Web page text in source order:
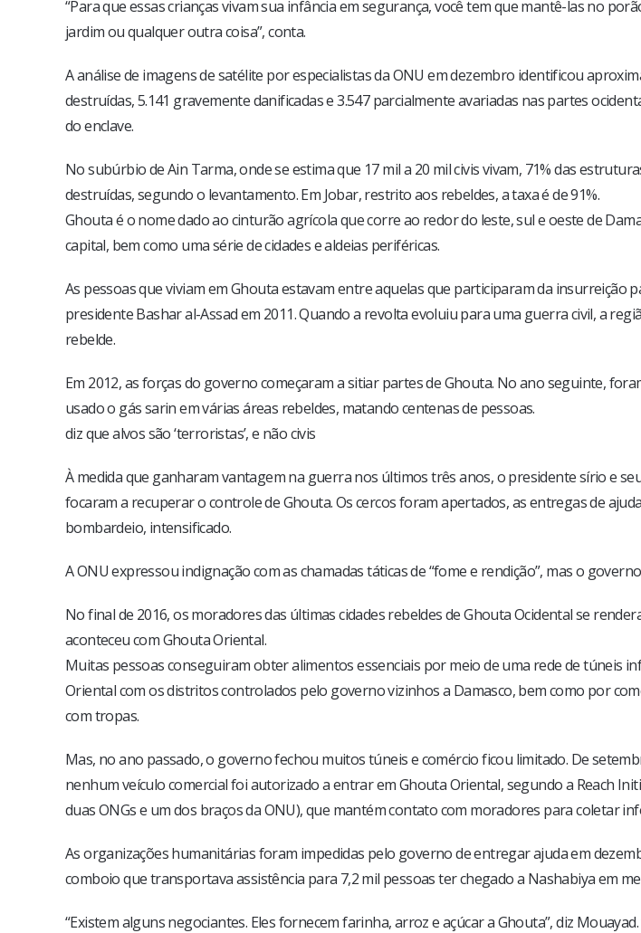
“Para que essas crianças vivam sua infância em segurança, você tem que mantê-las no
jardim ou qualquer outra coisa”, conta.
A análise de imagens de satélite por especialistas da ONU em dezembro identificou
destruídas, 5.141 gravemente danificadas e 3.547 parcialmente avariadas nas partes
do enclave.
No subúrbio de Ain Tarma, onde se estima que 17 mil a 20 mil civis vivam, 71% das
destruídas, segundo o levantamento. Em Jobar, restrito aos rebeldes, a taxa é de 91%.
Ghouta é o nome dado ao cinturão agrícola que corre ao redor do leste, sul e oeste de
capital, bem como uma série de cidades e aldeias periféricas.
As pessoas que viviam em Ghouta estavam entre aquelas que participaram da insurreição
presidente Bashar al-Assad em 2011. Quando a revolta evoluiu para uma guerra civil, a
rebelde.
Em 2012, as forças do governo começaram a sitiar partes de Ghouta. No ano seguinte,
usado o gás sarin em várias áreas rebeldes, matando centenas de pessoas.
diz que alvos são ‘terroristas’, e não civis
À medida que ganharam vantagem na guerra nos últimos três anos, o presidente sírio e
focaram a recuperar o controle de Ghouta. Os cercos foram apertados, as entregas de
bombardeio, intensificado.
A ONU expressou indignação com as chamadas táticas de “fome e rendição”, mas o
No final de 2016, os moradores das últimas cidades rebeldes de Ghouta Ocidental se
aconteceu com Ghouta Oriental.
Muitas pessoas conseguiram obter alimentos essenciais por meio de uma rede de túneis
Oriental com os distritos controlados pelo governo vizinhos a Damasco, bem como por
com tropas.
Mas, no ano passado, o governo fechou muitos túneis e comércio ficou limitado. De
nenhum veículo comercial foi autorizado a entrar em Ghouta Oriental, segundo a Reach
duas ONGs e um dos braços da ONU), que mantém contato com moradores para coletar
As organizações humanitárias foram impedidas pelo governo de entregar ajuda em
comboio que transportava assistência para 7,2 mil pessoas ter chegado a Nashabiya em
“Existem alguns negociantes. Eles fornecem farinha, arroz e açúcar a Ghouta”, diz